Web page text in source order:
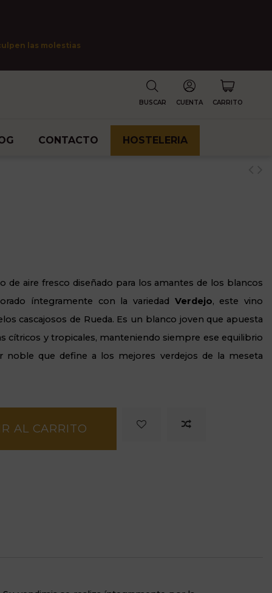
las molestias
BUSCAR CUENTA CARRITO
CONTACTO HOSTELERIA
de aire fresco diseñado para los amantes de los blancos
íntegramente con la variedad Verdejo, este vino
cascajosos de Rueda. Es un blanco joven que apuesta
cítricos y tropicales, manteniendo siempre ese equilibrio
que define a los mejores verdejos de la meseta
AL CARRITO